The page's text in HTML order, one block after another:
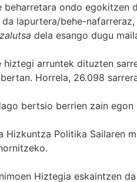
beharretara ondo
da lapurtera/behe-nafarreraz,
dela esango dugu
arruntek dituzten
Horrela, 26.098
bertsio berrien zain
Hizkuntza Politika Sailaren
Hiztegia eskaintzen